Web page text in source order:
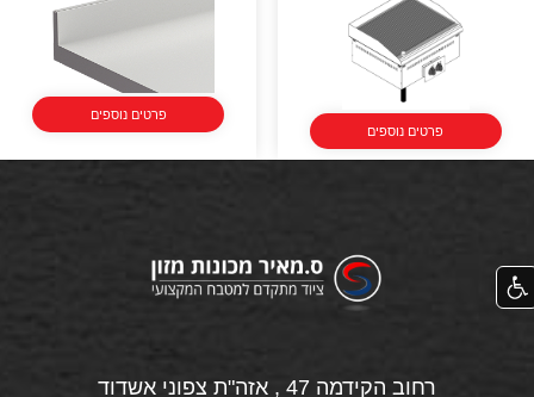
פרטים נוספים
פרטים נוספים
רחוב הקידמה 47 , אזה"ת צפוני אשדוד